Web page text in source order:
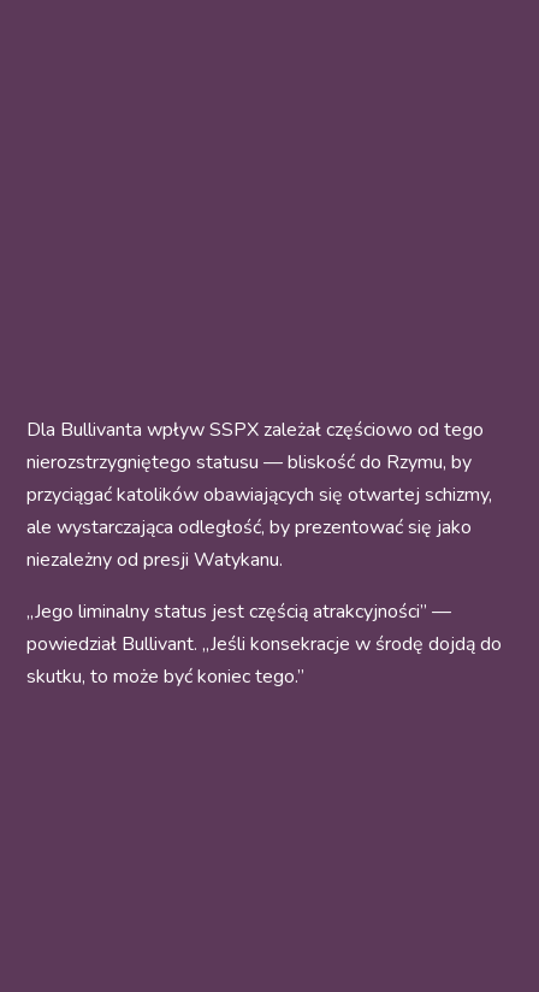
Dla Bullivanta wpływ SSPX zależał częściowo od tego
nierozstrzygniętego statusu — bliskość do Rzymu, by
przyciągać katolików obawiających się otwartej schizmy,
ale wystarczająca odległość, by prezentować się jako
niezależny od presji Watykanu.
„Jego liminalny status jest częścią atrakcyjności” —
powiedział Bullivant. „Jeśli konsekracje w środę dojdą do
skutku, to może być koniec tego.”